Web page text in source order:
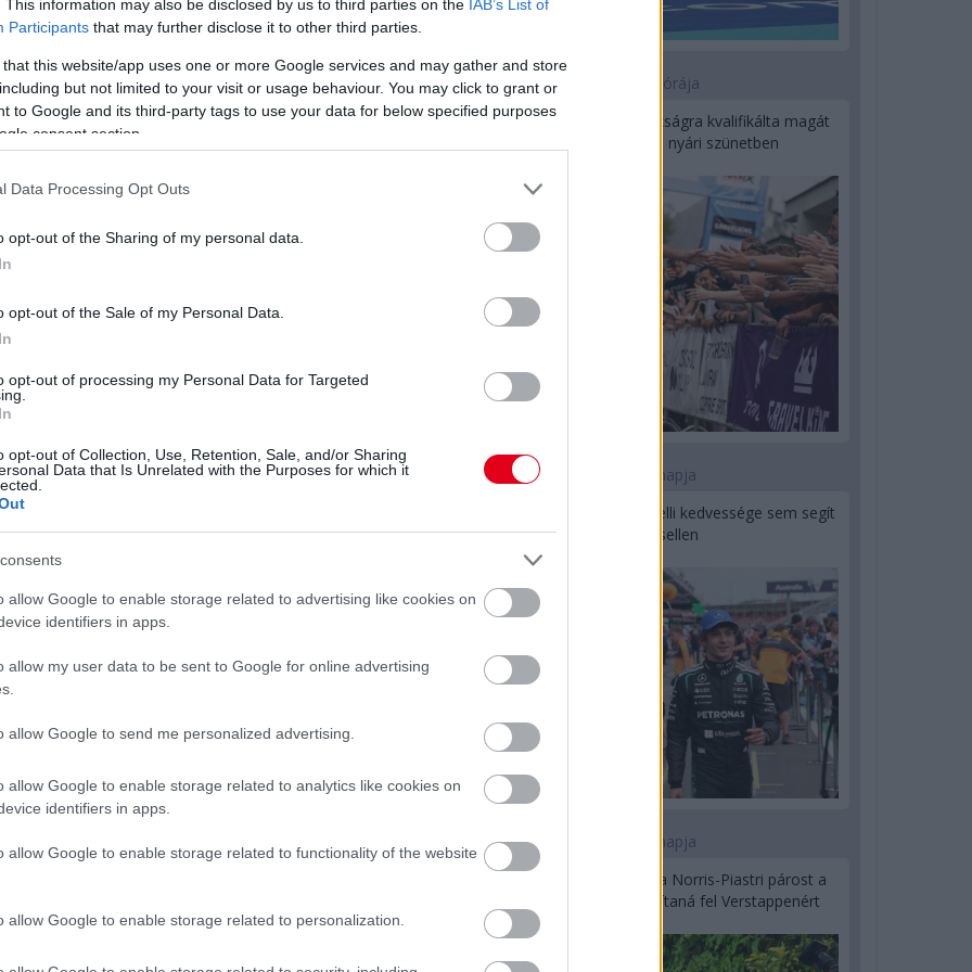
This information may also be disclosed by us to third parties on the IAB’s List of
Participants that may further disclose it to other third parties.
that this website/app uses one or more Google services and may gather and store
but not limited to your visit or usage behaviour. You may click to grant or
to Google and its third-party tags to use your data for below specified purposes
consent section.
Data Processing Opt Outs
opt-out of the Sharing of my personal data.
opt-out of the Sale of my Personal Data.
opt-out of processing my Personal Data for Targeted
opt-out of Collection, Use, Retention, Sale, and/or Sharing
Data that Is Unrelated with the Purposes for which it
allow Google to enable storage related to advertising like cookies on
identifiers in apps.
allow my user data to be sent to Google for online advertising
allow Google to send me personalized advertising.
allow Google to enable storage related to analytics like cookies on
identifiers in apps.
allow Google to enable storage related to functionality of the website
allow Google to enable storage related to personalization.
tegnap túl gyorsan engedtem ki, ma túl
Úgy gondolom, Brnóban már jól fog
nem segít, hogy utolsó vagyok az első
volna, ha már a startnál megkezdhetem a
is haladt, de az utolsó körben két helyet is
utolsó körös kemény manőver volt
sikánnál a kanyarbemenetén hibázott
egy helyet „De szerintem az, hogy ott
mindenképp biztató.”
a hazai hétvégéjéről, meg persze sok-sok
a sok támogatást: nem volt még ilyen
14 órája
Kerékpáros világbajnokságra kvalifikálta magát
Bottas az F1-es nyári szünetben
1 napja
Montoya szerint Antonelli kedvessége sem segít
Russellen
2 napja
Hakkinen megtartaná a Norris-Piastri párost a
McLarennél, nem borítaná fel Verstappenért